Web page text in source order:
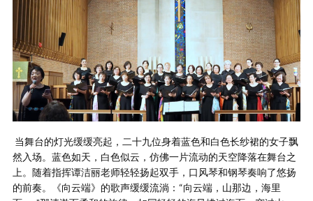
当舞台的灯光缓缓亮起，二十九位身着蓝色和白色长纱裙的女子飘
然入场。蓝色如天，白色似云，仿佛一片流动的天空降落在舞台之
上。随着指挥谭洁丽老师轻轻扬起双手，口风琴和钢琴奏响了悠扬
的前奏。《向云端》的歌声缓缓流淌：“向云端，山那边，海里